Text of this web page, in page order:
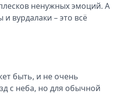
ненужных эмоций. А
вурдалаки – это всё
быть, и не очень
с неба, но для обычной